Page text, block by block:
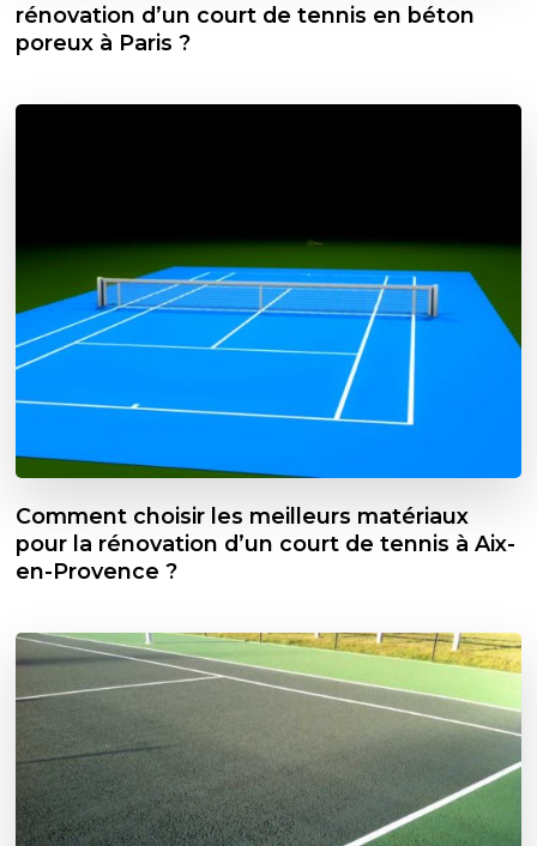
rénovation d’un court de tennis en béton
poreux à Paris ?
Comment choisir les meilleurs matériaux
pour la rénovation d’un court de tennis à Aix-
en-Provence ?